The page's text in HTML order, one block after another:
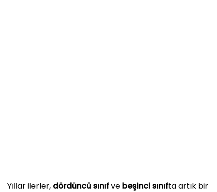
Yıllar ilerler, dördüncü sınıfve beşinci sınıfta artık bir